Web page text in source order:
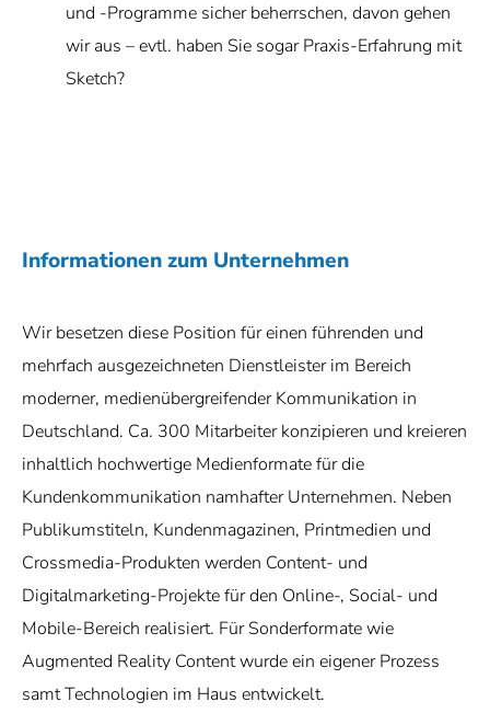
und -Programme sicher beherrschen, davon gehen
wir aus – evtl. haben Sie sogar Praxis-Erfahrung mit
Sketch?
Informationen zum Unternehmen
Wir besetzen diese Position für einen führenden und
mehrfach ausgezeichneten Dienstleister im Bereich
moderner, medienübergreifender Kommunikation in
Deutschland. Ca. 300 Mitarbeiter konzipieren und kreieren
inhaltlich hochwertige Medienformate für die
Kundenkommunikation namhafter Unternehmen. Neben
Publikumstiteln, Kundenmagazinen, Printmedien und
Crossmedia-Produkten werden Content- und
Digitalmarketing-Projekte für den Online-, Social- und
Mobile-Bereich realisiert. Für Sonderformate wie
Augmented Reality Content wurde ein eigener Prozess
samt Technologien im Haus entwickelt.